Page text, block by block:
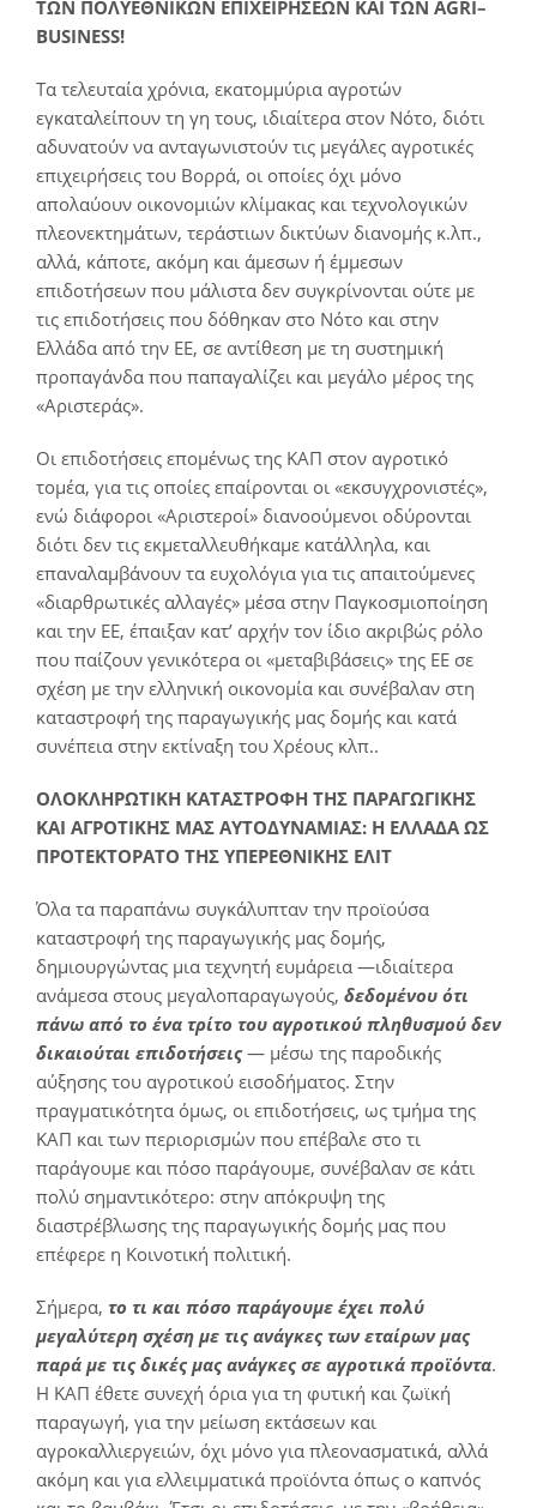
ΤΩΝ ΠΟΛΥΕΘΝΙΚΩΝ ΕΠΙΧΕΙΡΗΣΕΩΝ ΚΑΙ ΤΩΝ AGRI–
BUSINESS!
Τα τελευταία χρόνια, εκατομμύρια αγροτών
εγκαταλείπουν τη γη τους, ιδιαίτερα στον Νότο, διότι
αδυνατούν να ανταγωνιστούν τις μεγάλες αγροτικές
επιχειρήσεις του Βορρά, οι οποίες όχι μόνο
απολαύουν οικονομιών κλίμακας και τεχνολογικών
πλεονεκτημάτων, τεράστιων δικτύων διανομής κ.λπ.,
αλλά, κάποτε, ακόμη και άμεσων ή έμμεσων
επιδοτήσεων που μάλιστα δεν συγκρίνονται ούτε με
τις επιδοτήσεις που δόθηκαν στο Νότο και στην
Ελλάδα από την ΕΕ, σε αντίθεση με τη συστημική
προπαγάνδα που παπαγαλίζει και μεγάλο μέρος της
«Αριστεράς».
Οι επιδοτήσεις επομένως της ΚΑΠ στον αγροτικό
τομέα, για τις οποίες επαίρονται οι «εκσυγχρονιστές»,
ενώ διάφοροι «Αριστεροί» διανοούμενοι οδύρονται
διότι δεν τις εκμεταλλευθήκαμε κατάλληλα, και
επαναλαμβάνουν τα ευχολόγια για τις απαιτούμενες
«διαρθρωτικές αλλαγές» μέσα στην Παγκοσμιοποίηση
και την ΕΕ, έπαιξαν κατ’ αρχήν τον ίδιο ακριβώς ρόλο
που παίζουν γενικότερα οι «μεταβιβάσεις» της ΕΕ σε
σχέση με την ελληνική οικονομία και συνέβαλαν στη
καταστροφή της παραγωγικής μας δομής και κατά
συνέπεια στην εκτίναξη του Χρέους κλπ..
ΟΛΟΚΛΗΡΩΤΙΚΗ ΚΑΤΑΣΤΡΟΦΗ ΤΗΣ ΠΑΡΑΓΩΓΙΚΗΣ
ΚΑΙ ΑΓΡΟΤΙΚΗΣ ΜΑΣ ΑΥΤΟΔΥΝΑΜΙΑΣ: Η ΕΛΛΑΔΑ ΩΣ
ΠΡΟΤΕΚΤΟΡΑΤΟ ΤΗΣ ΥΠΕΡΕΘΝΙΚΗΣ ΕΛΙΤ
Όλα τα παραπάνω συγκάλυπταν την προϊούσα
καταστροφή της παραγωγικής μας δομής,
δημιουργώντας μια τεχνητή ευμάρεια —ιδιαίτερα
ανάμεσα στους μεγαλοπαραγωγούς, δεδομένου ότι
πάνω από το ένα τρίτο του αγροτικού πληθυσμού δεν
δικαιούται επιδοτήσεις— μέσω της παροδικής
αύξησης του αγροτικού εισοδήματος. Στην
πραγματικότητα όμως, οι επιδοτήσεις, ως τμήμα της
ΚΑΠ και των περιορισμών που επέβαλε στο τι
παράγουμε και πόσο παράγουμε, συνέβαλαν σε κάτι
πολύ σημαντικότερο: στην απόκρυψη της
διαστρέβλωσης της παραγωγικής δομής μας που
επέφερε η Κοινοτική πολιτική.
Σήμερα, το τι και πόσο παράγουμε έχει πολύ
μεγαλύτερη σχέση με τις ανάγκες των εταίρων μας
παρά με τις δικές μας ανάγκες σε αγροτικά προϊόντα.
Η ΚΑΠ έθετε συνεχή όρια για τη φυτική και ζωϊκή
παραγωγή, για την μείωση εκτάσεων και
αγροκαλλιεργειών, όχι μόνο για πλεονασματικά, αλλά
ακόμη και για ελλειμματικά προϊόντα όπως ο καπνός